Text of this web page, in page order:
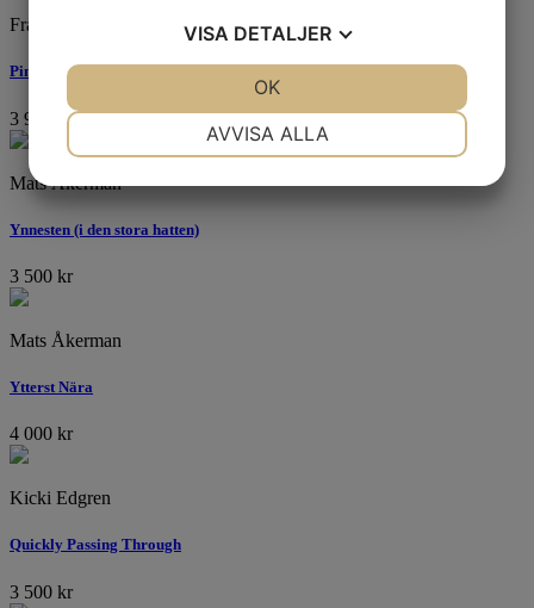
Frank Björklund
Pingviner
3 900 kr
Mats Åkerman
Ynnesten (i den stora hatten)
3 500 kr
Mats Åkerman
Ytterst Nära
4 000 kr
Kicki Edgren
Quickly Passing Through
3 500 kr
VISA DETALJER
AVVISA ALLA
OK